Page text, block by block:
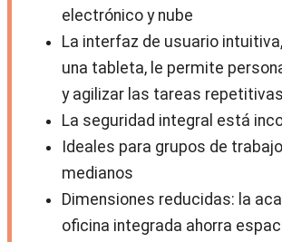
electrónico y nube
La interfaz de usuario
una tableta, le permite
y agilizar las tareas repetitivas
La seguridad integral está
Ideales para grupos de
medianos
Dimensiones reducidas: la
oficina integrada ahorra